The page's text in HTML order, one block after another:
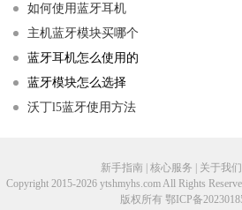
如何使用蓝牙耳机
主机蓝牙模块买哪个
蓝牙耳机怎么使用的
蓝牙模块怎么选择
沃丁l5蓝牙使用方法
新手指南 | 核心服务 | 关于我们
Copyright 2015-2026 ytshmyhs.com All Rights
版权所有 鄂ICP备